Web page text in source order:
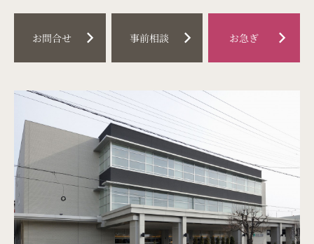
お問合せ chevron_right 事前相談 chevron_right お急ぎ chevron_right
料金プラン
はじめての葬儀（喪主・ご遺族様）
はじめての葬儀（参列者様）
イベント情報